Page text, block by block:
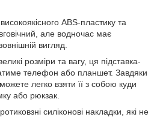
ABS-пластику та
але водночас має
вигляд.
розміри та вагу, ця підставка-
телефон або планшет. Завдяки
легко взяти її з собою куди
або рюкзак.
силіконові накладки, які не